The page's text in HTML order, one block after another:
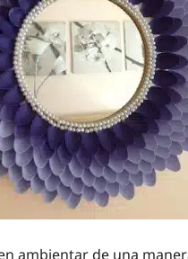
ambientar de una